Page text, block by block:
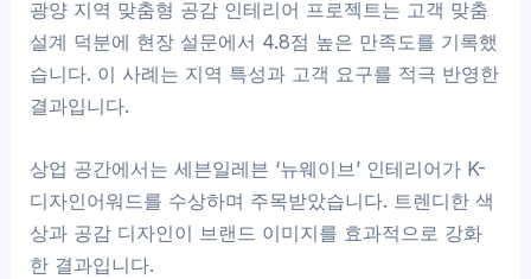
광양 지역 맞춤형 공감 인테리어 프로젝트는 고객 맞춤
설계 덕분에 현장 설문에서 4.8점 높은 만족도를 기록했
습니다. 이 사례는 지역 특성과 고객 요구를 적극 반영한
결과입니다.
상업 공간에서는 세븐일레븐 ‘뉴웨이브’ 인테리어가 K-
디자인어워드를 수상하며 주목받았습니다. 트렌디한 색
상과 공감 디자인이 브랜드 이미지를 효과적으로 강화
한 결과입니다.